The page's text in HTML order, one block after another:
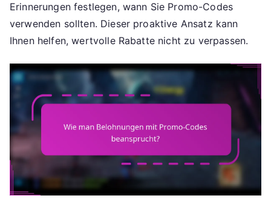
Erinnerungen festlegen, wann Sie Promo-Codes
verwenden sollten. Dieser proaktive Ansatz kann
Ihnen helfen, wertvolle Rabatte nicht zu verpassen.